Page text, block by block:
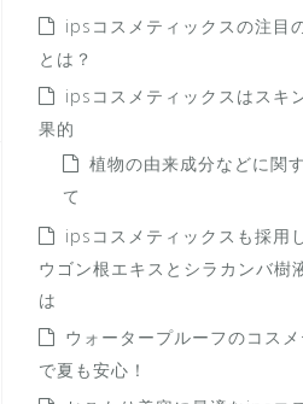
ipsコスメティックスの注目
とは？
ipsコスメティックスはスキ
果的
植物の由来成分などに関
て
ipsコスメティックスも採用
ウゴン根エキスとシラカンバ樹
は
ウォータープルーフのコス
で夏も安心！